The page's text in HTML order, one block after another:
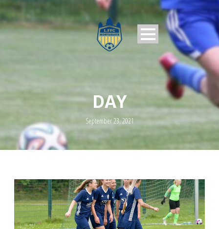
DAY
September 23, 2021